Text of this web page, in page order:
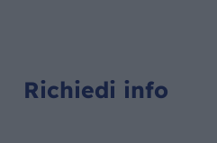
Richiedi info